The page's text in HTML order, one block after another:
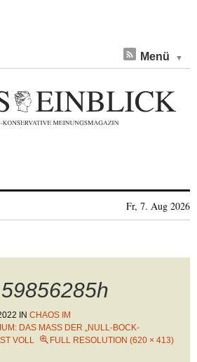
Menü
Fr, 7. Aug 2026
IN CHAOS IM
DAS MASS DER „NULL-BOCK-M
VOLL
FULL RESOLUTION (620 × 413)